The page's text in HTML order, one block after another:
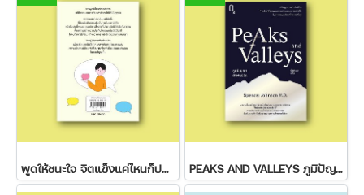
พูดให้ชนะใจ จิตแข็งแค่ไหนก็ปฏิเสธไม่ลง PEAKS AND VALLEYS ภูมิปัญญาฝ่าฟันชีวิต